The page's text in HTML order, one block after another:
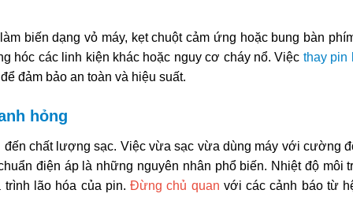
biến dạng vỏ máy, kẹt chuột cảm ứng hoặc bung bàn
hóc các linh kiện khác hoặc nguy cơ cháy nổ. Việc thay pin
đảm bảo an toàn và hiệu suất.
hỏng
chất lượng sạc. Việc vừa sạc vừa dùng máy với cường
điện áp là những nguyên nhân phổ biến. Nhiệt độ môi
trình lão hóa của pin.Đừng chủ quan với các cảnh báo từ